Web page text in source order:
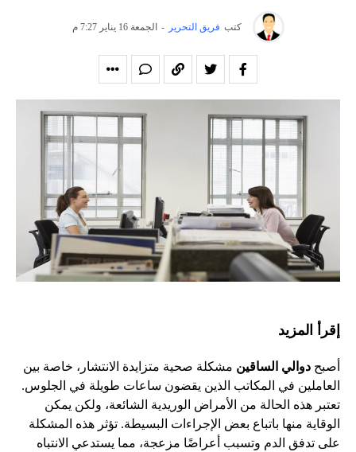
كتب فريق التحرير - الجمعة 16 يناير 7:27 م
إقرأ المزيد
أصبح دوالي الساقين مشكلة صحية متزايدة الانتشار، خاصة بين
العاملين في المكاتب الذين يقضون ساعات طويلة في الجلوس.
تعتبر هذه الحالة من الأمراض الوريدية الشائعة، ولكن يمكن
الوقاية منها باتباع بعض الإجراءات البسيطة. تؤثر هذه المشكلة
على تدفق الدم وتسبب أعراضًا مزعجة، مما يستدعي الانتباه